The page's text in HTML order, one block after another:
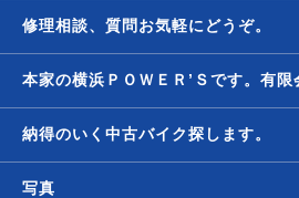
修理相談、質問お気軽にどうぞ。
本家の横浜ＰＯＷＥＲ’Ｓです。有
納得のいく中古バイク探します。
写真